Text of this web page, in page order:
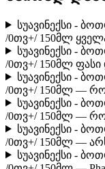
სუავინექსი -
/0თვ+/ 150მლ
სუავინექსი -
/0თვ+/ 150მლ
სუავინექსი -
/0თვ+/ 150მლ —
სუავინექსი -
/0თვ+/ 150მლ —
სუავინექსი -
/0თვ+/ 150მლ —
სუავინექსი -